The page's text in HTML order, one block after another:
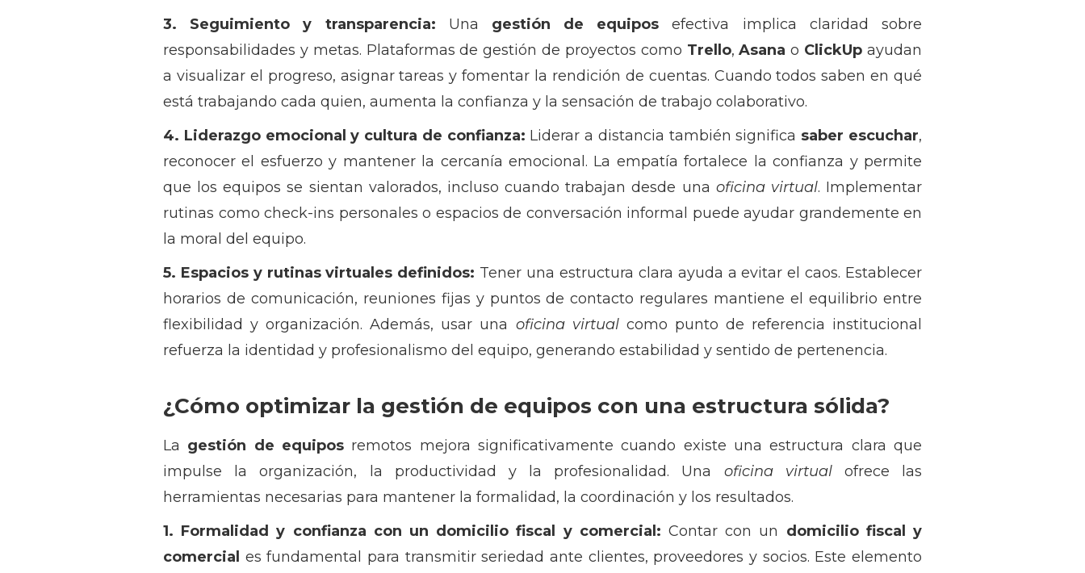
3. Seguimiento y transparencia: Una gestión de equipos efectiva implica claridad sobre
responsabilidades y metas. Plataformas de gestión de proyectos como Trello,Asana o ClickUp ayudan
a visualizar el progreso, asignar tareas y fomentar la rendición de cuentas. Cuando todos saben en qué
está trabajando cada quien, aumenta la confianza y la sensación de trabajo colaborativo.
4. Liderazgo emocional y cultura de confianza: Liderar a distancia también significa saber escuchar,
reconocer el esfuerzo y mantener la cercanía emocional. La empatía fortalece la confianza y permite
que los equipos se sientan valorados, incluso cuando trabajan desde una oficina virtual. Implementar
rutinas como check-ins personales o espacios de conversación informal puede ayudar grandemente en
la moral del equipo.
5. Espacios y rutinas virtuales definidos: Tener una estructura clara ayuda a evitar el caos. Establecer
horarios de comunicación, reuniones fijas y puntos de contacto regulares mantiene el equilibrio entre
flexibilidad y organización. Además, usar una oficina virtualcomo punto de referencia institucional
refuerza la identidad y profesionalismo del equipo, generando estabilidad y sentido de pertenencia.
¿Cómo optimizar la gestión de equipos con una estructura sólida?
La gestión de equipos remotos mejora significativamente cuando existe una estructura clara que
impulse la organización, la productividad y la profesionalidad. Una oficina virtualofrece las
herramientas necesarias para mantener la formalidad, la coordinación y los resultados.
1. Formalidad y confianza con un domicilio fiscal y comercial: Contar con un domicilio fiscal y
comercial es fundamental para transmitir seriedad ante clientes, proveedores y socios. Este elemento